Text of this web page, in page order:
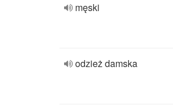
męski
odzież damska